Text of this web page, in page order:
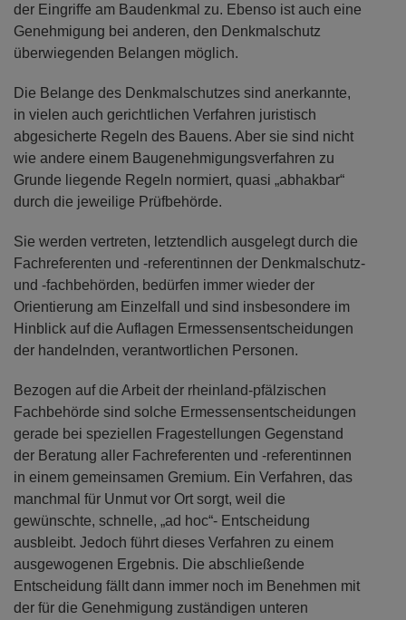
der Eingriffe am Baudenkmal zu. Ebenso ist auch eine
Genehmigung bei anderen, den Denkmalschutz
überwiegenden Belangen möglich.
Die Belange des Denkmalschutzes sind anerkannte,
in vielen auch gerichtlichen Verfahren juristisch
abgesicherte Regeln des Bauens. Aber sie sind nicht
wie andere einem Baugenehmigungsverfahren zu
Grunde liegende Regeln normiert, quasi „abhakbar“
durch die jeweilige Prüfbehörde.
Sie werden vertreten, letztendlich ausgelegt durch die
Fachreferenten und -referentinnen der Denkmalschutz-
und -fachbehörden, bedürfen immer wieder der
Orientierung am Einzelfall und sind insbesondere im
Hinblick auf die Auflagen Ermessensentscheidungen
der handelnden, verantwortlichen Personen.
Bezogen auf die Arbeit der rheinland-pfälzischen
Fachbehörde sind solche Ermessensentscheidungen
gerade bei speziellen Fragestellungen Gegenstand
der Beratung aller Fachreferenten und -referentinnen
in einem gemeinsamen Gremium. Ein Verfahren, das
manchmal für Unmut vor Ort sorgt, weil die
gewünschte, schnelle, „ad hoc“- Entscheidung
ausbleibt. Jedoch führt dieses Verfahren zu einem
ausgewogenen Ergebnis. Die abschließende
Entscheidung fällt dann immer noch im Benehmen mit
der für die Genehmigung zuständigen unteren